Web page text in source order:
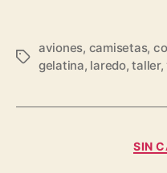
aviones, camisetas,
gelatina, laredo,taller,
SIN